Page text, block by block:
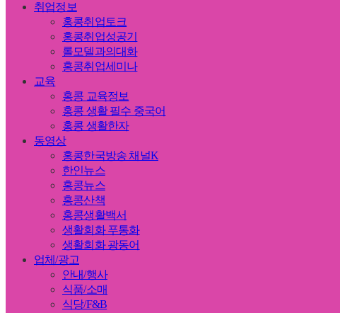
취업정보
홍콩취업토크
홍콩취업성공기
롤모델과의대화
홍콩취업세미나
교육
홍콩 교육정보
홍콩 생활 필수 중국어
홍콩 생활한자
동영상
홍콩한국방송 채널K
한인뉴스
홍콩뉴스
홍콩산책
홍콩생활백서
생활회화 푸통화
생활회화 광동어
업체/광고
안내/행사
식품/소매
식당/F&B